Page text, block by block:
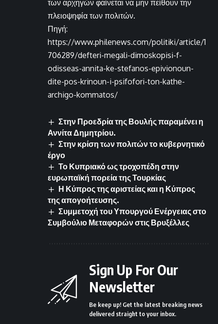
των αρχηγών φαίνεται να μην πείθουν την
πλειοψηφία των πολιτών.
Πηγή:
https://www.philenews.com/politiki/article/1
706289/defteri-megali-dimoskopisi-f-
odisseas-annita-ke-stefanos-epivionoun-
dite-pos-krinoun-i-psifofori-ton-kathe-
archigo-kommatos/
Στην Προεδρία της Βουλής παραμένει η
Αννίτα Δημητρίου.
Στην κρίση των πολιτών το κυβερνητικό
έργο
Το Κυπριακό ως τροχοπέδη στην
ευρωπαϊκή πορεία της Τουρκίας
Η Κύπρος της αριστείας και η Κύπρος
της απογοήτευσης.
Συμμετοχή του Υπουργού Ενέργειας στο
Συμβούλιο Μεταφορών στις Βρυξέλλες
Sign Up For Our
Newsletter
Be keep up! Get the latest breaking news
delivered straight to your inbox.